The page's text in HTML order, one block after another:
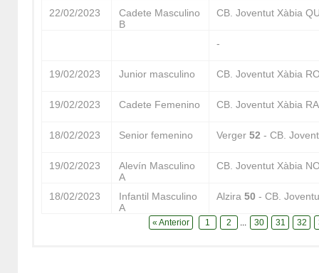
22/02/2023
Cadete Masculino
B
CB. Joventut Xàbia
-
19/02/2023 Junior masculino CB. Joventut Xàbia
19/02/2023 Cadete Femenino CB. Joventut Xàbia
18/02/2023 Senior femenino Verger 52 - CB.
19/02/2023
Alevín Masculino
A
CB. Joventut Xàbia
18/02/2023
Infantil Masculino
A
Alzira 50 - CB.
« Anterior 1 2 ... 30 31 32